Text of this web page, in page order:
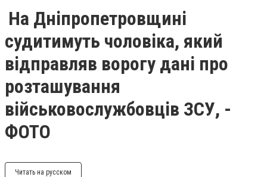
На Дніпропетровщині
судитимуть чоловіка, який
відправляв ворогу дані про
розташування
військовослужбовців ЗСУ, -
ФОТО
Читать на русском